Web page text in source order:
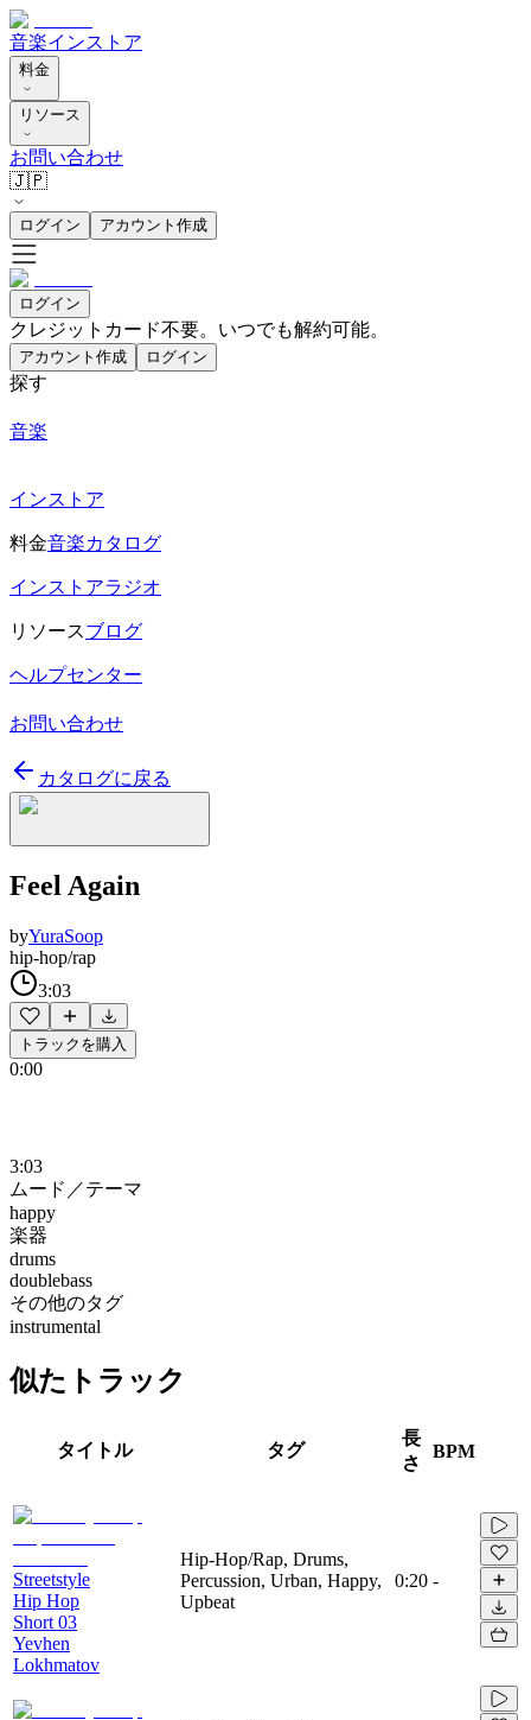
音楽インストア
料金
リソース
お問い合わせ
🇯🇵
ログイン アカウント作成
ログイン
クレジットカード不要。いつでも解約可能。
アカウント作成 ログイン
探す
音楽
インストア
料金音楽カタログ
インストアラジオ
リソースブログ
ヘルプセンター
お問い合わせ
カタログに戻る
Feel Again
byYuraSoop
hip-hop/rap
3:03
トラックを購入
0:00
3:03
ムード／テーマ
happy
楽器
drums
doublebass
その他のタグ
instrumental
似たトラック
タイトル タグ
長
さ
BPM
Streetstyle
Hip Hop
Short 03
Yevhen
Lokhmatov
Hip-Hop/Rap, Drums,
Percussion, Urban, Happy,
Upbeat
0:20 -